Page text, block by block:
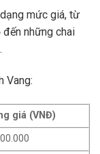
mức giá, từ
những chai
Vang:
giá (VNĐ)